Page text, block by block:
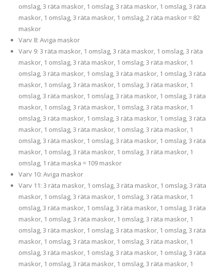
omslag, 3 räta maskor, 1 omslag, 3 räta maskor, 1 omslag, 3 räta
maskor, 1 omslag, 3 räta maskor, 1 omslag, 2 räta maskor = 82
maskor
Varv 8: Aviga maskor
Varv 9: 3 räta maskor, 1 omslag, 3 räta maskor, 1 omslag, 3 räta
maskor, 1 omslag, 3 räta maskor, 1 omslag, 3 räta maskor, 1
omslag, 3 räta maskor, 1 omslag, 3 räta maskor, 1 omslag, 3 räta
maskor, 1 omslag, 3 räta maskor, 1 omslag, 3 räta maskor, 1
omslag, 3 räta maskor, 1 omslag, 3 räta maskor, 1 omslag, 3 räta
maskor, 1 omslag, 3 räta maskor, 1 omslag, 3 räta maskor, 1
omslag, 3 räta maskor, 1 omslag, 3 räta maskor, 1 omslag, 3 räta
maskor, 1 omslag, 3 räta maskor, 1 omslag, 3 räta maskor, 1
omslag, 3 räta maskor, 1 omslag, 3 räta maskor, 1 omslag, 3 räta
maskor, 1 omslag, 3 räta maskor, 1 omslag, 3 räta maskor, 1
omslag, 1 räta maska = 109 maskor
Varv 10: Aviga maskor
Varv 11: 3 räta maskor, 1 omslag, 3 räta maskor, 1 omslag, 3 räta
maskor, 1 omslag, 3 räta maskor, 1 omslag, 3 räta maskor, 1
omslag, 3 räta maskor, 1 omslag, 3 räta maskor, 1 omslag, 3 räta
maskor, 1 omslag, 3 räta maskor, 1 omslag, 3 räta maskor, 1
omslag, 3 räta maskor, 1 omslag, 3 räta maskor, 1 omslag, 3 räta
maskor, 1 omslag, 3 räta maskor, 1 omslag, 3 räta maskor, 1
omslag, 3 räta maskor, 1 omslag, 3 räta maskor, 1 omslag, 3 räta
maskor, 1 omslag, 3 räta maskor, 1 omslag, 3 räta maskor, 1